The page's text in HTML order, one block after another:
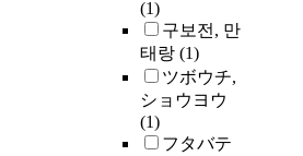
(1)
구보전, 만
태랑 (1)
ツボウチ,
ショウヨウ
(1)
フタバテ